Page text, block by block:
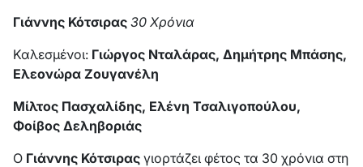
Γιάννης Κότσιρας 30 Χρόνια
Καλεσμένοι: Γιώργος Νταλάρας, Δημήτρης Μπάσης,
Ελεονώρα Ζουγανέλη
Μίλτος Πασχαλίδης, Ελένη Τσαλιγοπούλου,
Φοίβος Δεληβοριάς
Ο Γιάννης Κότσιρας γιορτάζει φέτος τα 30 χρόνια στη